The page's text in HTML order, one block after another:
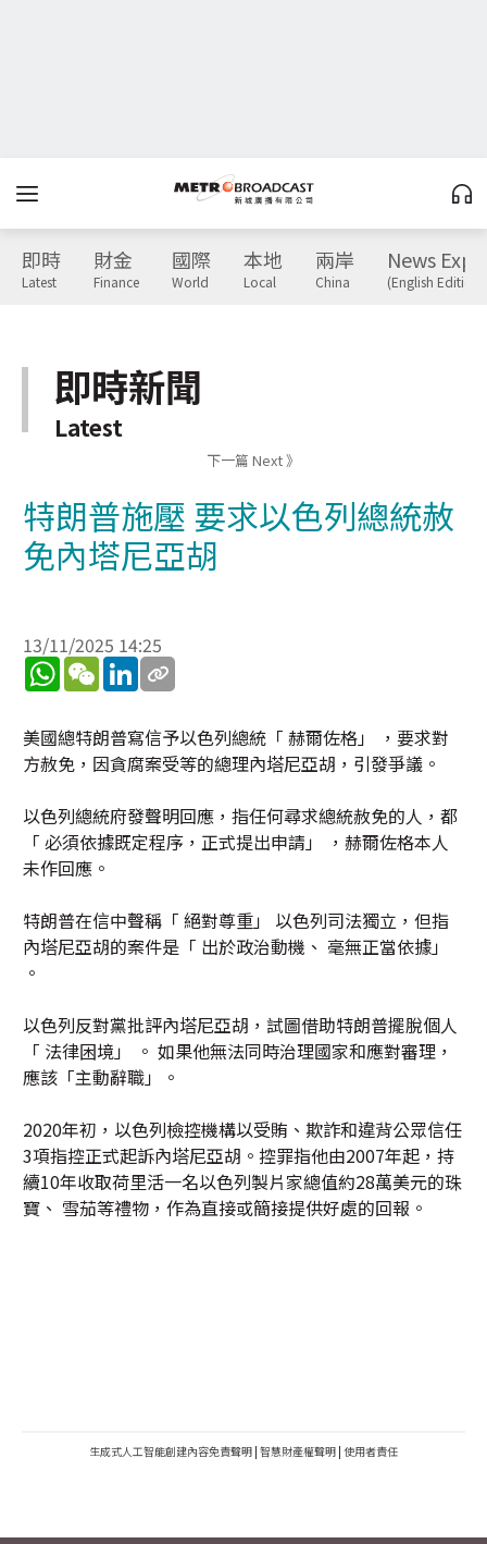
即時
Latest
財金
Finance
國際
World
本地
Local
兩岸
China
News
(English Edition)
即時新聞
Latest
下一篇 Next 》
特朗普施壓 要求以色列總統赦
免內塔尼亞胡
13/11/2025 14:25
WhatsApp
WeChatLinkedIn
美國總特朗普寫信予以色列總統「 赫爾佐格」 ，要求對
方赦免，因貪腐案受等的總理內塔尼亞胡，引發爭議。
以色列總統府發聲明回應，指任何尋求總統赦免的人，都
「 必須依據既定程序，正式提出申請」 ，赫爾佐格本人
未作回應。
特朗普在信中聲稱「 絕對尊重」 以色列司法獨立，但指
內塔尼亞胡的案件是「 出於政治動機、 毫無正當依據」
。
以色列反對黨批評內塔尼亞胡，試圖借助特朗普擺脫個人
「 法律困境」 。 如果他無法同時治理國家和應對審理，
應該「主動辭職」。
2020年初，以色列檢控機構以受賄、欺詐和違背公眾信任
3項指控正式起訴內塔尼亞胡。控罪指他由2007年起，持
續10年收取荷里活一名以色列製片家總值約28萬美元的珠
寶、 雪茄等禮物，作為直接或簡接提供好處的回報。
生成式人工智能創建內容免責聲明 | 智慧財產權聲明 | 使用者責任